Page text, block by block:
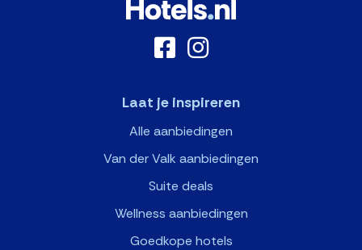
Laat je inspireren
Alle aanbiedingen
Van der Valk aanbiedingen
Suite deals
Wellness aanbiedingen
Goedkope hotels